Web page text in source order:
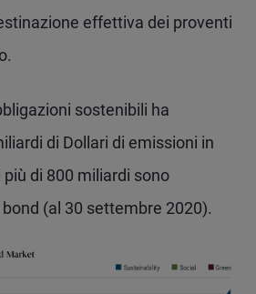
effettiva dei proventi
sostenibili ha
di Dollari di emissioni in
di 800 miliardi sono
(al 30 settembre 2020).